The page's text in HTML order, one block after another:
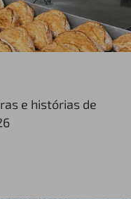
e histórias de